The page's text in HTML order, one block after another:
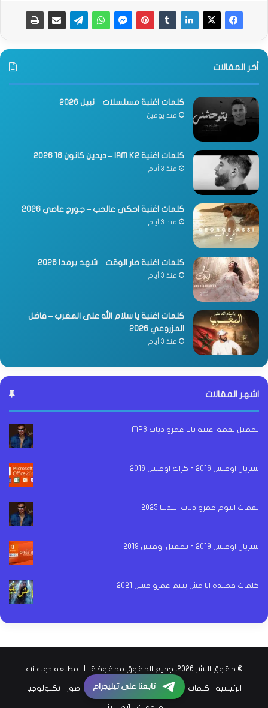
أخر المقالات
كلمات اغنية مسلسلات – نبيل 2026
منذ يومين
كلمات اغنية IAM K2 – ديدين كانون 16 2026
منذ 3 أيام
كلمات اغنية احكي عالحب – جورج عاصي 2026
منذ 3 أيام
كلمات اغنية صار الوقت – شهد برمدا 2026
منذ 3 أيام
كلمات اغنية يا سلام الله على المغرب – فاضل
المزروعي 2026
منذ 3 أيام
اشهر المقالات
تحميل نغمة اغنية بابا عمرو دياب MP3
سيريال اوفيس 2016 - كراك اوفيس 2016
نغمات البوم عمرو دياب ابتدينا 2025
سيريال اوفيس 2019 - تفعيل اوفيس 2019
كلمات قصيدة انا مش يتيم عمرو حسن 2021
© حقوق النشر 2026، جميع الحقوق محفوظة | مطبعه دوت نت
الرئيسية كلمات اغاني اخبار الفن اخبار الرياضة صور تكنولوجيا تابعنا على تيليجرام